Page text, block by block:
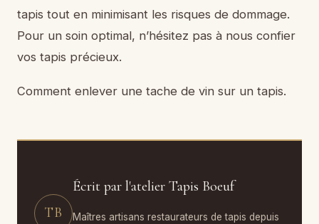
tapis tout en minimisant les risques de dommage.
Pour un soin optimal, n’hésitez pas à nous confier
vos tapis précieux.
Comment enlever une tache de vin sur un tapis.
TB
Écrit par l'atelier Tapis Boeuf
Maîtres artisans restaurateurs de tapis depuis